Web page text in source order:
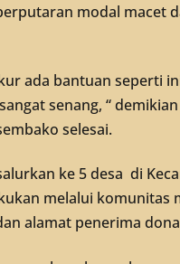
modal macet
ada bantuan seperti
senang, “
selesai.
ke 5 desa di
melalui komunitas
alamat penerima